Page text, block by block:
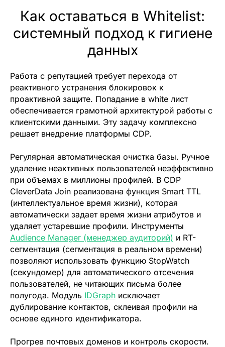
Как оставаться в Whitelist:
системный подход к гигиене
данных
Работа с репутацией требует перехода от
реактивного устранения блокировок к
проактивной защите. Попадание в white лист
обеспечивается грамотной архитектурой работы с
клиентскими данными. Эту задачу комплексно
решает внедрение платформы CDP.
Регулярная автоматическая очистка базы. Ручное
удаление неактивных пользователей неэффективно
при объемах в миллионы профилей. В CDP
CleverData Join реализована функция Smart TTL
(интеллектуальное время жизни), которая
автоматически задает время жизни атрибутов и
удаляет устаревшие профили. Инструменты
Audience Manager (менеджер аудиторий) и RT-
сегментация (сегментация в реальном времени)
позволяют использовать функцию StopWatch
(секундомер) для автоматического отсечения
пользователей, не читающих письма более
полугода. Модуль IDGraph исключает
дублирование контактов, склеивая профили на
основе единого идентификатора.
Прогрев почтовых доменов и контроль скорости.
Нажимая кнопку "Запросить", я даюсогласие
конфиденциальности
Нажимая кнопку "Запросить", я даю
на получение рассылки рекламно-
информационных материалов
Запросить